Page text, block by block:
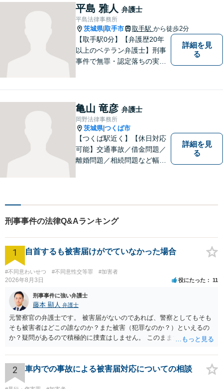
はお電話でご予約を！その場
で相談日が決まります。
平島 雅人 弁護士
平島法律事務所
茨城県|取手市 取手駅 から徒歩2分
【取手駅0分】【弁護歴20年
以上のベテラン弁護士】刑事
事件で無罪・認定落ちの実績
たら、お気軽にご相談くださ
い！【毎日対応◎】
詳細を見
る
亀山 竜彦 弁護士
岡野法律事務所
茨城県|つくば市
【つくば駅近く】【休日対応
可能】交通事故／借金問題／
離婚問題／相続問題など幅広
実現するために精一杯努力い
ださい。
詳細を見
る
刑事事件の法律Q&Aランキング
1 自首するも被害届けがでていなかった場合
#不同意わいせつ #不同意性交等罪 #加害者
2026年8月3日 役にたった 11
刑事事件に強い弁護士
藤本 顯人 弁護士
元警察官の弁護士です。 被害届がないのであれば、警察としてもそも
そも被害者はどこの誰なのか？また被害（犯罪なのか？）といえるの
か？疑問があるので積極的に捜査はしません。 このまま女性から警察
2 車内での事故による被害届対応についての相談